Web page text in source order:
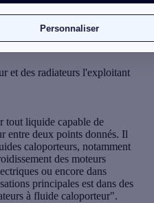
Personnaliser
chauffage
en 2 minutes
et des radiateurs l'exploitant
tout liquide capable de
entre deux points donnés. Il
caloporteurs, notamment
des moteurs
ou encore dans
principales est dans des
à fluide caloporteur".